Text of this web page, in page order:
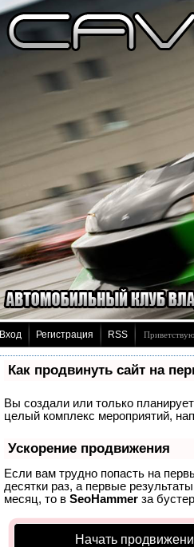
Вход Регистрация RSS
Как продвинуть сайт на
Вы создали или только
целый комплекс мероприятий,
Ускорение продвижения
Если вам трудно попасть на
десятки раз, а первые
месяц, то в SeoHammer за бустер
Начать